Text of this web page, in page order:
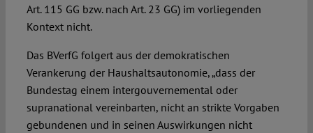
Art. 115 GG bzw. nach Art. 23 GG) im vorliegenden
Kontext nicht.
Das BVerfG folgert aus der demokratischen
Verankerung der Haushaltsautonomie, „dass der
Bundestag einem intergouvernemental oder
supranational vereinbarten, nicht an strikte Vorgaben
gebundenen und in seinen Auswirkungen nicht